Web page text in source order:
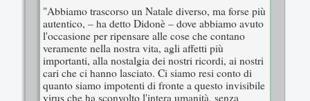
"Abbiamo trascorso un Natale diverso, ma forse più
autentico, – ha detto Didonè – dove abbiamo avuto
l'occasione per ripensare alle cose che contano
veramente nella nostra vita, agli affetti più
importanti, alla nostalgia dei nostri ricordi, ai nostri
cari che ci hanno lasciato. Ci siamo resi conto di
quanto siamo impotenti di fronte a questo invisibile
virus che ha sconvolto l'intera umanità, senza